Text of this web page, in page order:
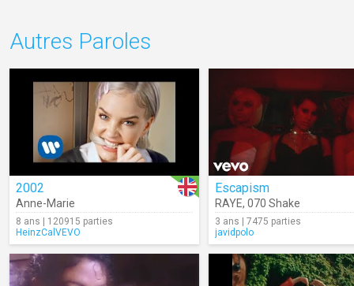
Autres Paroles
2002
Anne-Marie
8 ans | 120915 parties
HeinzCalVEVO
Escapism
RAYE, 070 Shake
3 ans | 7475 parties
javidpolo